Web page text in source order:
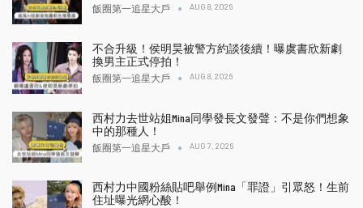
飯圈第一追星大戶 AUG 8, 2026
不合升級！侯明昊被警方約談後續！曝虞書欣新劇
換男主正式停拍！
飯圈第一追星大戶 AUG 8, 2026
西村力去世站姐Mina同學發長文發聲：不是你們想象
中的那種人！
飯圈第一追星大戶 AUG 7, 2026
西村力中國粉絲貼吧舉例Mina「罪證」引眾怒！生前
住址曝光網心酸！